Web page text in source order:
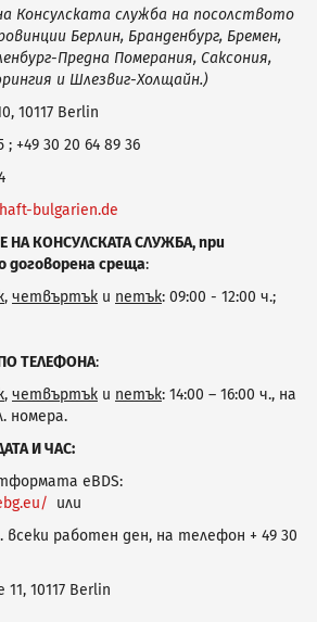
Консулската служба на посолството
Берлин, Бранденбург, Бремен,
Предна Померания, Саксония,
и Шлезвиг-Холщайн.)
10117 Berlin
; +49 30 20 64 89 36
bulgarien.de
НА КОНСУЛСКАТА СЛУЖБА, при
договорена среща:
, четвъртък и петък: 09:00 - 12:00 ч.;
ТЕЛЕФОНА:
, четвъртък и петък: 14:00 – 16:00 ч., на
номера.
И ЧАС:
eBDS:
или
всеки работен ден, на телефон + 49 30
10117 Berlin